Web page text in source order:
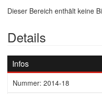
Dieser Bereich enthält keine
Details
Infos
Nummer: 2014-18